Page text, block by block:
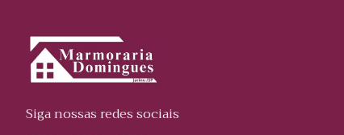
Siga nossas redes sociais